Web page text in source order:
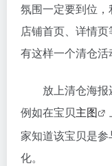
氛围一定要到位
店铺首页、详情
有这样一个清仓
放上清仓海
例如在宝贝主图
家知道该宝贝是
化。